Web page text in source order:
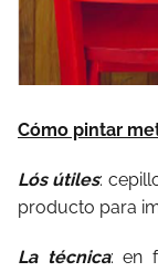
Cómo pintar
Lós útiles:
producto para
La técnica: en